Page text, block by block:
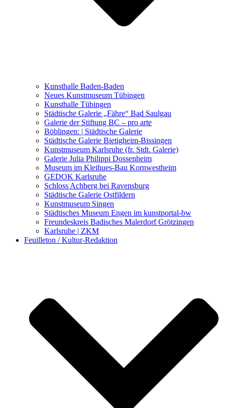
Was seither geschah
Kunstwettbewerbe, Ausschreibungen für Künstler
Kunsthalle Baden-Baden
Neues Kunstmuseum Tübingen
Kunsthalle Tübingen
Städtische Galerie „Fähre“ Bad Saulgau
Galerie der Stiftung BC – pro arte
Böblingen: | Städtische Galerie
Städtische Galerie Bietigheim-Bissingen
Kunstmuseum Karlsruhe (fr. Stdt. Galerie)
Galerie Julia Philippi Dossenheim
Museum im Kleihues-Bau Kornwestheim
GEDOK Karlsruhe
Schloss Achberg bei Ravensburg
Städtische Galerie Ostfildern
Kunstmuseum Singen
Städtisches Museum Engen im kunstportal-bw
Freundeskreis Badisches Malerdorf Grötzingen
Karlsruhe | ZKM
Feuilleton / Kultur-Redaktion